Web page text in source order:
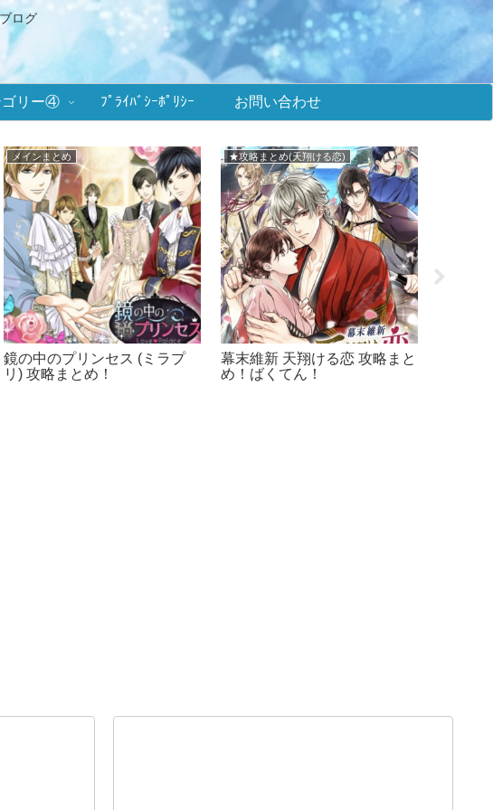
ログ
ゴリー④ ﾌﾟﾗｲﾊﾞｼｰﾎﾟﾘｼｰ お問い合わせ
メインまとめ
鏡の中のプリンセス (ミラプ
リ) 攻略まとめ！
★攻略まとめ(天翔ける恋)
幕末維新 天翔ける恋 攻略まと
め！ばくてん！